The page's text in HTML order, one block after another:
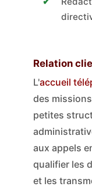
Relation
L'accueil
des
petites
aux appels
qualifier les
et les